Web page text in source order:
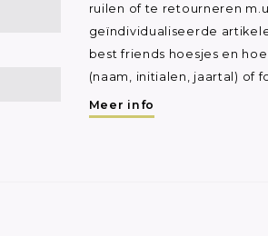
ruilen of te retourneren
geïndividualiseerde
best friends hoesjes en
(naam, initialen, jaartal) of
Meer info